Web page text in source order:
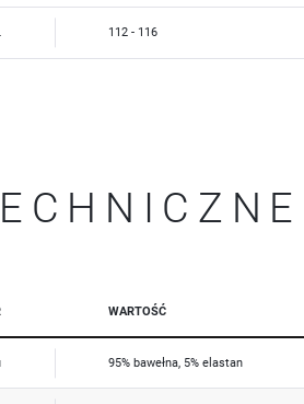
112 - 116
WARTOŚĆ
95% bawełna, 5% elastan
Ci najciekawsze informacje i aktualności na stronach